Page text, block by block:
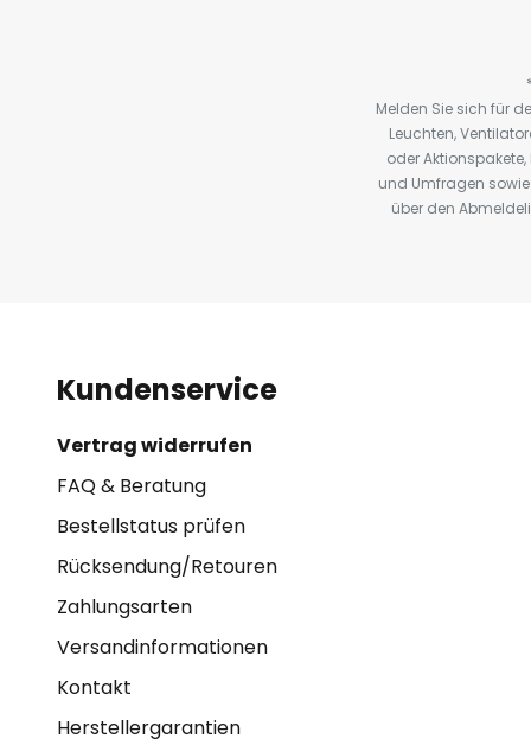
Melden Sie sich für
Leuchten,
oder
und Umfragen
über den
Kundenservice
Vertrag widerrufen
FAQ & Beratung
Bestellstatus prüfen
Rücksendung/Retouren
Zahlungsarten
Versandinformationen
Kontakt
Herstellergarantien